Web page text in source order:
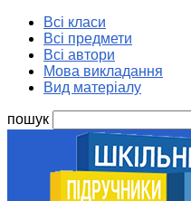
Всі класи
Всі предмети
Всі автори
Мова викладання
Вид матеріалу
пошук